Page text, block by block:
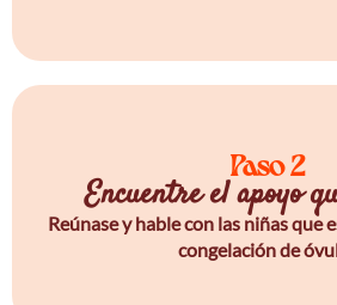
Paso 2
Encuentre el apoyo
Reúnase y hable con las niñas que
congelación de